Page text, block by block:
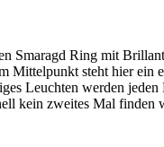
Ring mit
Mittelpunkt steht hier
Leuchten werden
kein zweites Mal finden